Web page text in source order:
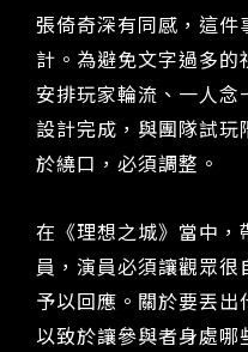
張倚奇深有同感，這
計。為避免文字過多
安排玩家輪流、一人
設計完成，與團隊試
於繞口，必須調整。
在《理想之城》當中
員，演員必須讓觀眾
予以回應。關於要丟出
以致於讓參與者身處